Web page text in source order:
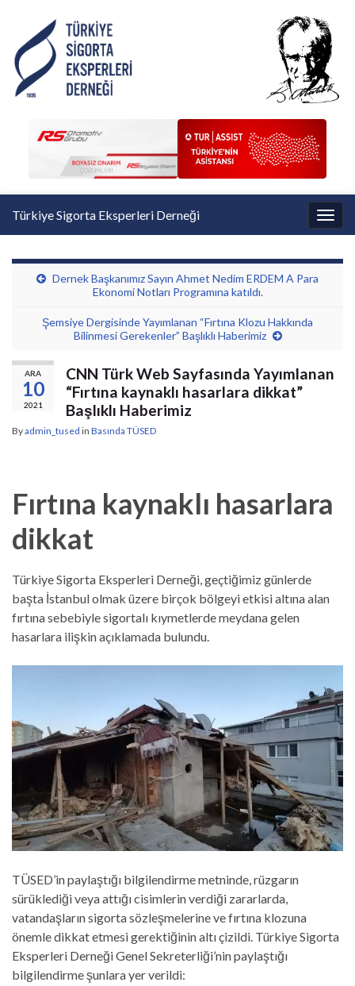
Türkiye Sigorta Eksperleri Derneği
Dernek Başkanımız Sayın Ahmet Nedim ERDEM A Para
Ekonomi Notları Programına katıldı.
Şemsiye Dergisinde Yayımlanan “Fırtına Klozu Hakkında
Bilinmesi Gerekenler” Başlıklı Haberimiz
ARA
10
2021
CNN Türk Web Sayfasında Yayımlanan
“Fırtına kaynaklı hasarlara dikkat”
Başlıklı Haberimiz
Byadmin_tused in Basında TÜSED
Fırtına kaynaklı hasarlara
dikkat
Türkiye Sigorta Eksperleri Derneği, geçtiğimiz günlerde
başta İstanbul olmak üzere birçok bölgeyi etkisi altına alan
fırtına sebebiyle sigortalı kıymetlerde meydana gelen
hasarlara ilişkin açıklamada bulundu.
TÜSED’in paylaştığı bilgilendirme metninde, rüzgarın
sürüklediği veya attığı cisimlerin verdiği zararlarda,
vatandaşların sigorta sözleşmelerine ve fırtına klozuna
önemle dikkat etmesi gerektiğinin altı çizildi. Türkiye Sigorta
Eksperleri Derneği Genel Sekreterliği’nin paylaştığı
bilgilendirme şunlara yer verildi: